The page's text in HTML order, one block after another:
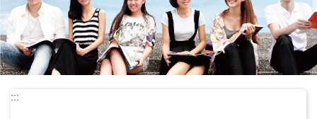
容
區
塊
:::